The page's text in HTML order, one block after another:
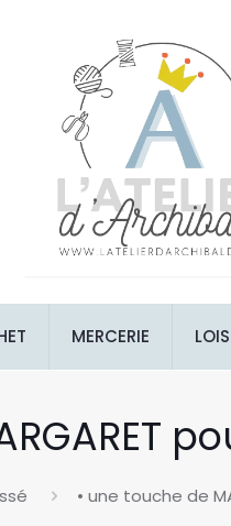
MERCERIE
• une touche de